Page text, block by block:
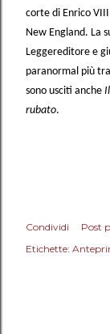
corte di Enrico
New England. La
Leggereditore e
paranormal più
sono usciti anche
rubato.
Condividi
Post
Etichette: